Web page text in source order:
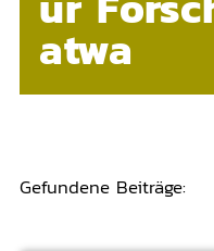
atwa
Gefundene Beiträge: